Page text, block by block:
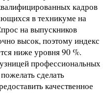
кадров
в техникуме на
на выпускников
высок, поэтому индекс
ниже уровня 90 %.
профессиональных
сделать
качественное